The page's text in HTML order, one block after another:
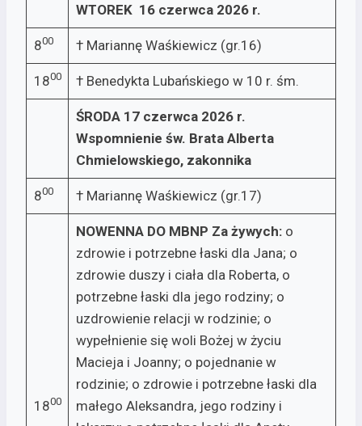
WTOREK 16 czerwca 2026 r.
800 † Mariannę Waśkiewicz (gr.16)
1800 † Benedykta Lubańskiego w 10 r. śm.
ŚRODA 17 czerwca 2026 r.
Wspomnienie św. Brata Alberta
Chmielowskiego, zakonnika
800 † Mariannę Waśkiewicz (gr.17)
1800
NOWENNA DO MBNP Za żywych:o
zdrowie i potrzebne łaski dla Jana; o
zdrowie duszy i ciała dla Roberta, o
potrzebne łaski dla jego rodziny; o
uzdrowienie relacji w rodzinie; o
wypełnienie się woli Bożej w życiu
Macieja i Joanny; o pojednanie w
rodzinie; o zdrowie i potrzebne łaski dla
małego Aleksandra, jego rodziny i